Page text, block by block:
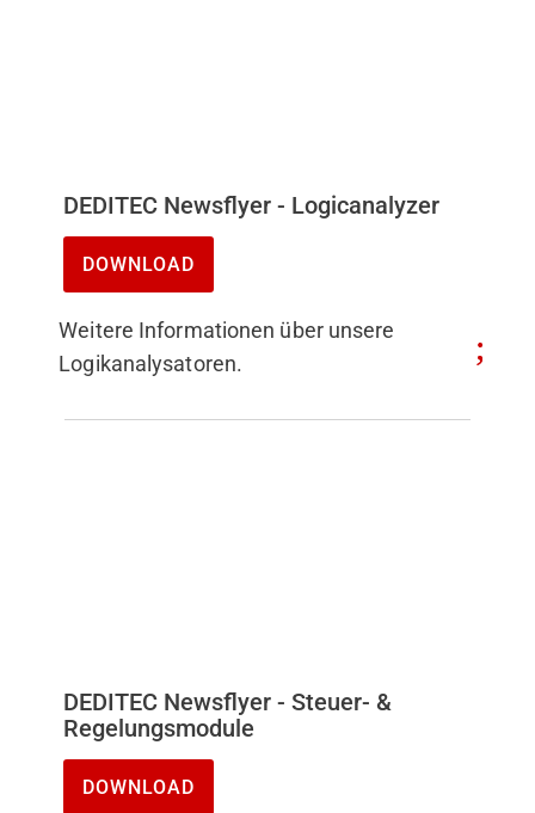
DEDITEC Newsflyer - Logicanalyzer
DOWNLOAD
Weitere Informationen über unsere
Logikanalysatoren.
DEDITEC Newsflyer - Steuer- &
Regelungsmodule
DOWNLOAD